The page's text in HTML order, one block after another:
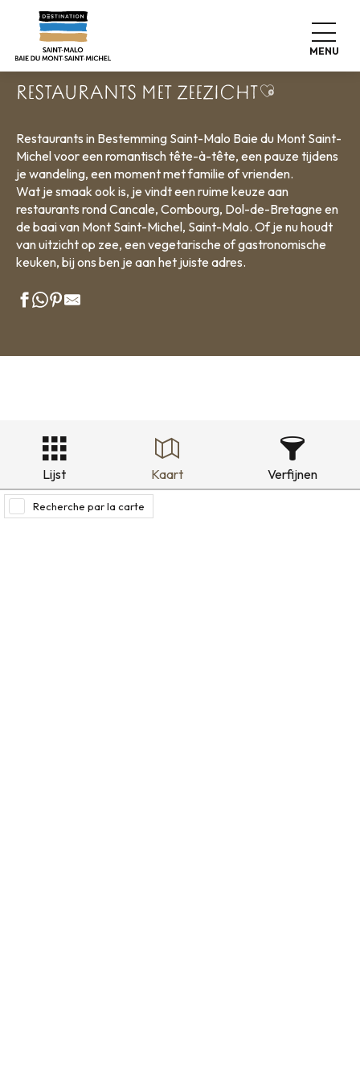
contenu
principal
MENU
Home Wonen zoals thuis
Restaurants
Restaurants met zeezicht
RESTAURANTS MET ZEEZICHT Ajouter aux
Restaurants in Bestemming Saint-Malo Baie du Mont Saint-
Michel voor een romantisch tête-à-tête, een pauze tijdens
je wandeling, een moment met familie of vrienden.
Wat je smaak ook is, je vindt een ruime keuze aan
restaurants rond Cancale, Combourg, Dol-de-Bretagne en
de baai van Mont Saint-Michel, Saint-Malo. Of je nu houdt
van uitzicht op zee, een vegetarische of gastronomische
keuken, bij ons ben je aan het juiste adres.
Lijst Kaart Verfijnen
Recherche par la carte